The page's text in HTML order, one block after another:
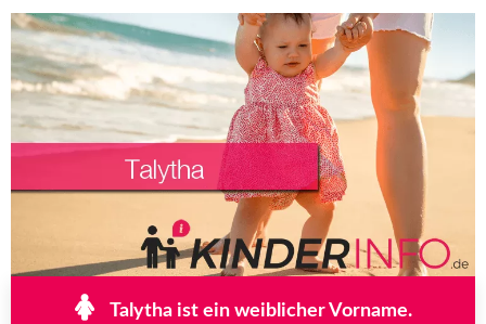
Talytha ist ein weiblicher Vorname.